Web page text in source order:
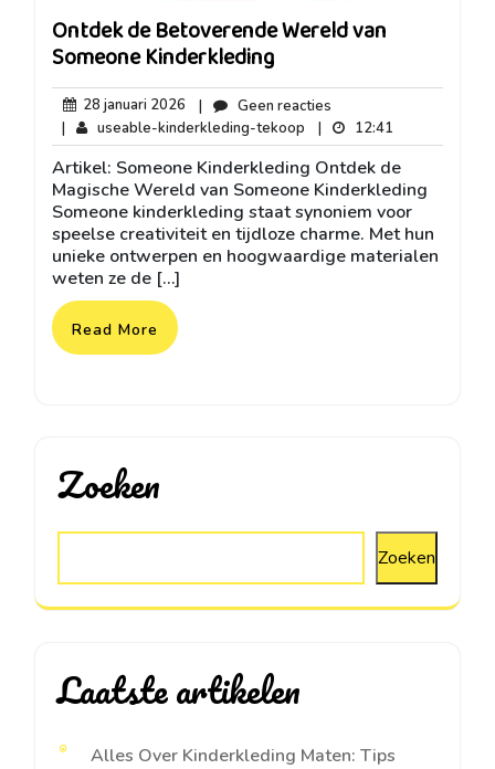
Ontdek de Betoverende Wereld van
Someone Kinderkleding
28 januari 2026 28
januari
2026
| Geen reacties
reacties
| useable-kinderkleding-tekoop useable-
kinderkleding-
tekoop
| 12:41
Artikel: Someone Kinderkleding Ontdek de
Magische Wereld van Someone Kinderkleding
Someone kinderkleding staat synoniem voor
speelse creativiteit en tijdloze charme. Met hun
unieke ontwerpen en hoogwaardige materialen
weten ze de […]
Read More
Zoeken
Zoeken
Laatste artikelen
Alles Over Kinderkleding Maten: Tips